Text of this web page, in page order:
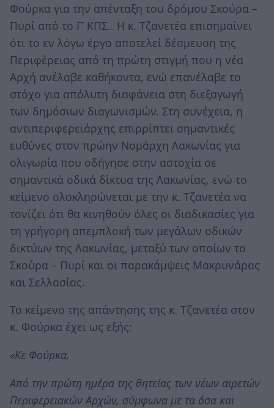
Φούρκα για την απένταξη του δρόμου Σκούρα –
Πυρί από το Γ’ ΚΠΣ.. Η κ. Τζανετέα επισημαίνει
ότι το εν λόγω έργο αποτελεί δέσμευση της
Περιφέρειας από τη πρώτη στιγμή που η νέα
Αρχή ανέλαβε καθήκοντα, ενώ επανέλαβε το
στόχο για απόλυτη διαφάνεια στη διεξαγωγή
των δημόσιων διαγωνισμών. Στη συνέχεια, η
αντιπεριφερειάρχης επιρρίπτει σημαντικές
ευθύνες στον πρώην Νομάρχη Λακωνίας για
ολιγωρία που οδήγησε στην αστοχία σε
σημαντικά οδικά δίκτυα της Λακωνίας, ενώ το
κείμενο ολοκληρώνεται με την κ. Τζανετέα να
τονίζει ότι θα κινηθούν όλες οι διαδικασίες για
τη γρήγορη απεμπλοκή των μεγάλων οδικών
δικτύων της Λακωνίας, μεταξύ των οποίων το
Σκούρα – Πυρί και οι παρακάμψεις Μακρυνάρας
και Σελλασίας.
Το κείμενο της απάντησης της κ. Τζανετέα στον
κ. Φούρκα έχει ως εξής:
«Κε Φούρκα,
Από την πρώτη ημέρα της θητείας των νέων αιρετών
Περιφερειακών Αρχών, σύμφωνα με τα όσα και